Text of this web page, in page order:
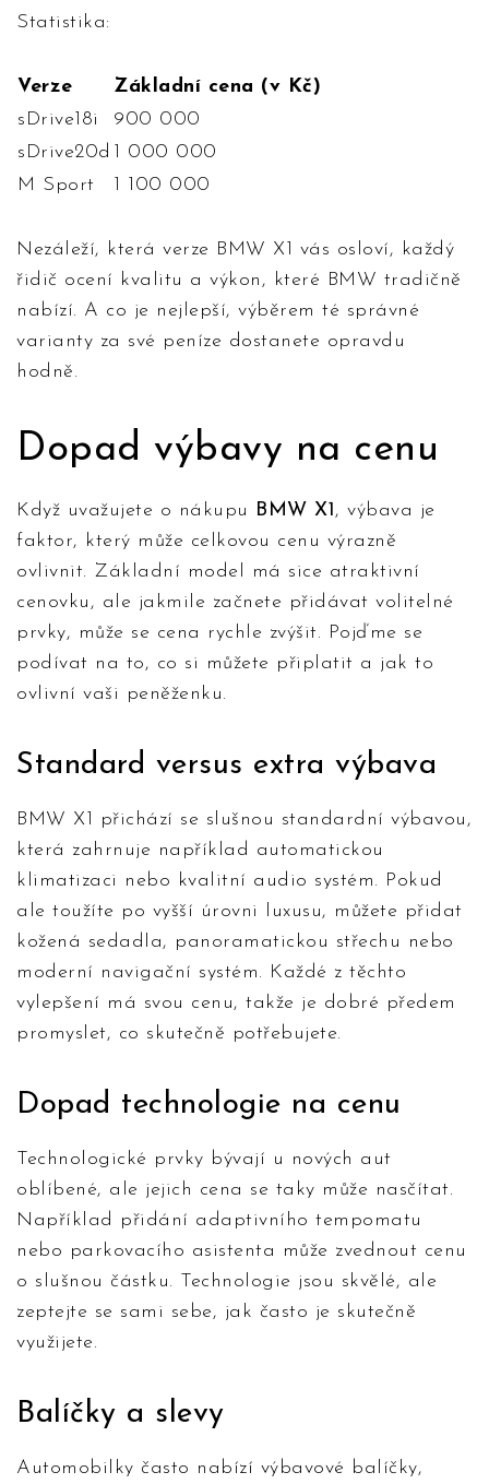
Statistika:
Verze
Základní cena (v Kč)
sDrive18i
900 000
sDrive20d 1 000 000
M Sport
1 100 000
Nezáleží, která verze BMW X1 vás osloví, každý
řidič ocení kvalitu a výkon, které BMW tradičně
nabízí. A co je nejlepší, výběrem té správné
varianty za své peníze dostanete opravdu
hodně.
Dopad výbavy na cenu
Když uvažujete o nákupu BMW X1, výbava je
faktor, který může celkovou cenu výrazně
ovlivnit. Základní model má sice atraktivní
cenovku, ale jakmile začnete přidávat volitelné
prvky, může se cena rychle zvýšit. Pojďme se
podívat na to, co si můžete připlatit a jak to
ovlivní vaši peněženku.
Standard versus extra výbava
BMW X1 přichází se slušnou standardní výbavou,
která zahrnuje například automatickou
klimatizaci nebo kvalitní audio systém. Pokud
ale toužíte po vyšší úrovni luxusu, můžete přidat
kožená sedadla, panoramatickou střechu nebo
moderní navigační systém. Každé z těchto
vylepšení má svou cenu, takže je dobré předem
promyslet, co skutečně potřebujete.
Dopad technologie na cenu
Technologické prvky bývají u nových aut
oblíbené, ale jejich cena se taky může nasčítat.
Například přidání adaptivního tempomatu
nebo parkovacího asistenta může zvednout cenu
o slušnou částku. Technologie jsou skvělé, ale
zeptejte se sami sebe, jak často je skutečně
využijete.
Balíčky a slevy
Automobilky často nabízí výbavové balíčky,